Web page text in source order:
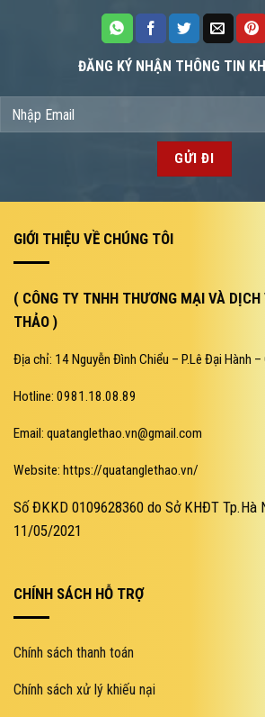
ĐĂNG KÝ NHẬN THÔNG TIN
GIỚI THIỆU VỀ CHÚNG TÔI
( CÔNG TY TNHH THƯƠNG MẠI VÀ DỊCH
THẢO )
Địa chỉ: 14 Nguyễn Đình Chiểu – P.Lê Đại Hành –
Hotline: 0981.18.08.89
Email: quatanglethao.vn@gmail.com
Website: https://quatanglethao.vn/
Số ĐKKD 0109628360 do Sở KHĐT Tp.Hà
11/05/2021
CHÍNH SÁCH HỖ TRỢ
Chính sách thanh toán
Chính sách xử lý khiếu nại